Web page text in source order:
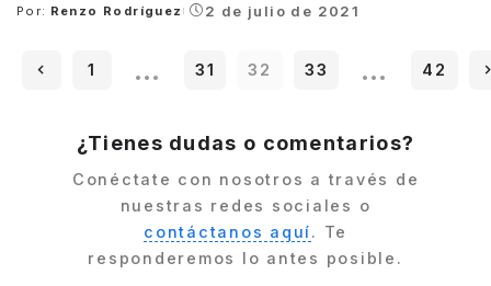
Posted
Por: Renzo Rodríguez 2 de julio de 2021
1 … 31 32 33 … 42
¿Tienes dudas o comentarios?
Conéctate con nosotros a través de
nuestras redes sociales o
contáctanos aquí. Te
responderemos lo antes posible.